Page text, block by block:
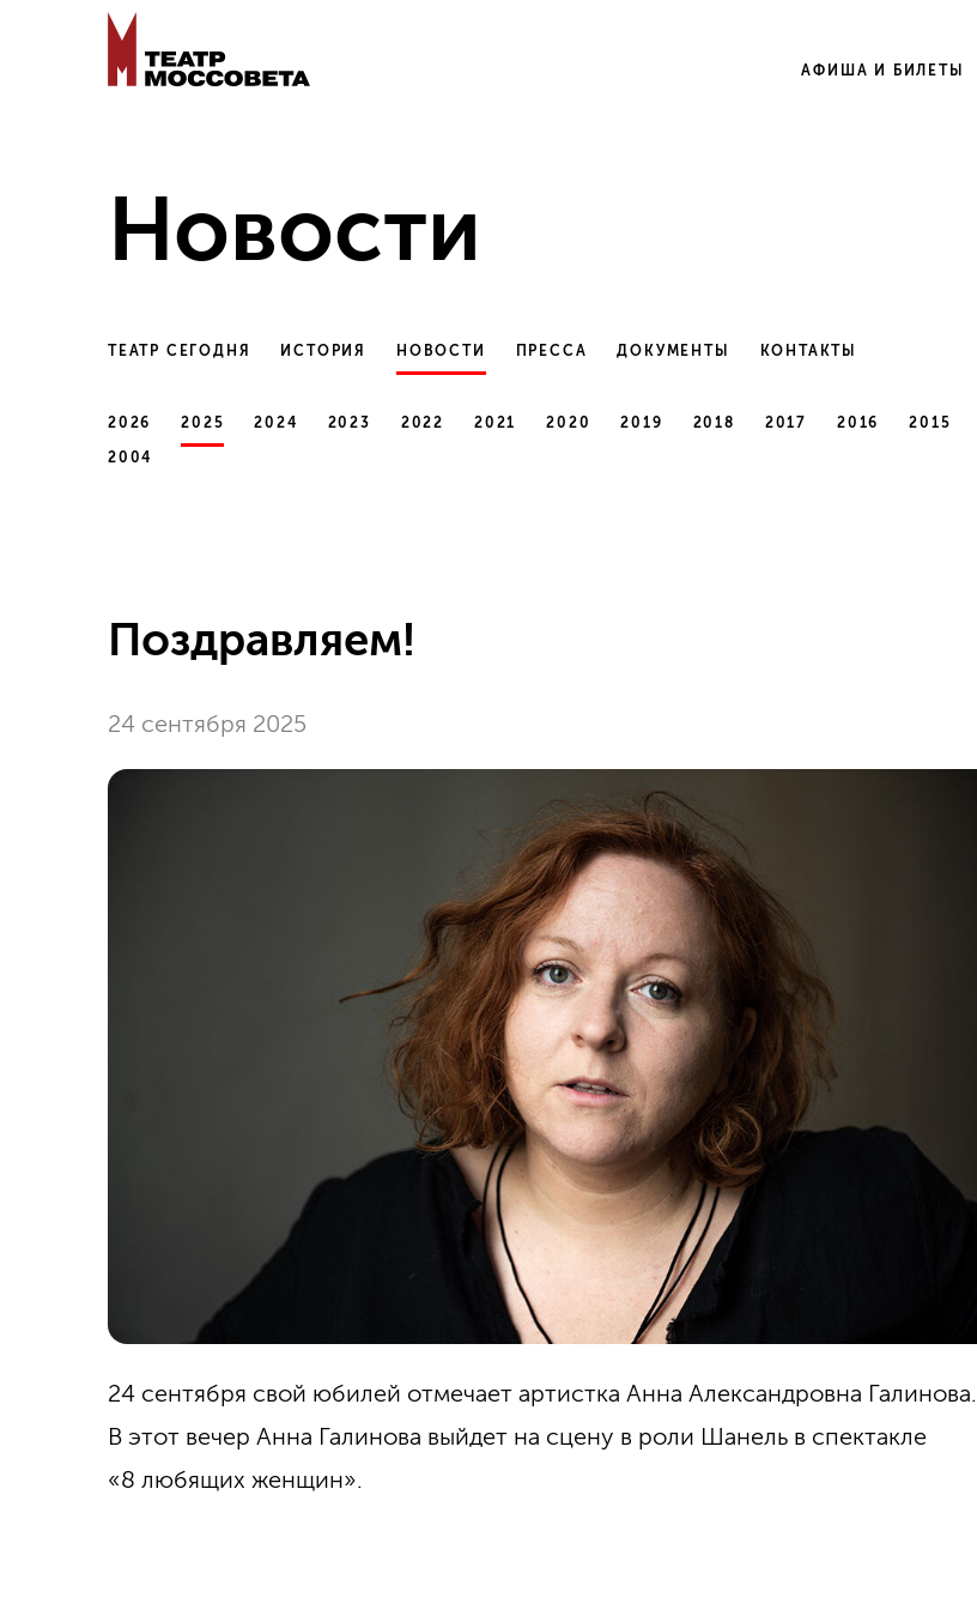
АФИША И БИЛЕТЫ
Новости
ТЕАТР СЕГОДНЯ ИСТОРИЯ НОВОСТИ ПРЕССА ДОКУМЕНТЫ КОНТАКТЫ
2026 2025 2024 2023 2022 2021 2020 2019 2018 2017 2016 2015
2004
Поздравляем!
24 сентября 2025
24 сентября свой юбилей отмечает артистка Анна Александровна Галинова.
В этот вечер Анна Галинова выйдет на сцену в роли Шанель в спектакле
«8 любящих женщин».